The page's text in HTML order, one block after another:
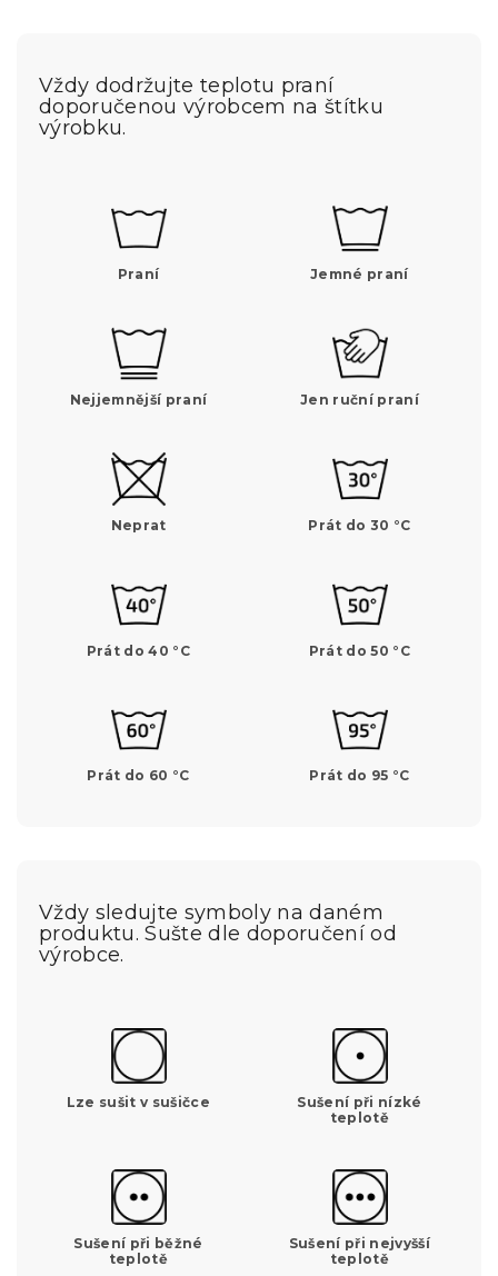
Vždy dodržujte teplotu praní
doporučenou výrobcem na štítku
výrobku.
Praní Jemné praní
Nejjemnější praní Jen ruční praní
Neprat Prát do 30 °C
Prát do 40 °C Prát do 50 °C
Prát do 60 °C Prát do 95 °C
Vždy sledujte symboly na daném
produktu. Sušte dle doporučení od
výrobce.
Lze sušit v sušičce
Sušení při nízké
teplotě
Sušení při běžné
teplotě
Sušení při nejvyšší
teplotě